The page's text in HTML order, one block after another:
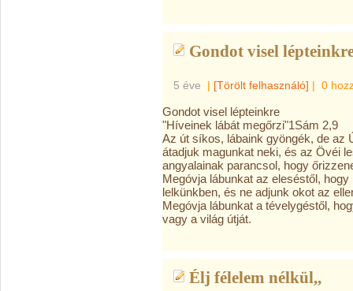
Gondot visel
5 éve | [Törölt felhasználó] | 0
Gondot visel lépteinkre
"Híveinek lábát megőrzi"1Sám 2,9
Az út síkos, lábaink gyöngék, de az
átadjuk magunkat neki, és az Övéi
angyalainak parancsol, hogy
Megóvja lábunkat az eleséstől,
lelkünkben, és ne adjunk okot az
Megóvja lábunkat a tévelygéstől,
vagy a világ útját.
Élj félelem nélkül,,